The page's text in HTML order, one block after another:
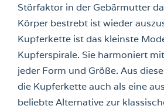
Störfaktor in der Gebärmutter
Körper bestrebt ist wieder
Kupferkette ist das kleinste
Kupferspirale. Sie harmoniert
jeder Form und Größe. Aus
die Kupferkette auch als eine
beliebte Alternative zur